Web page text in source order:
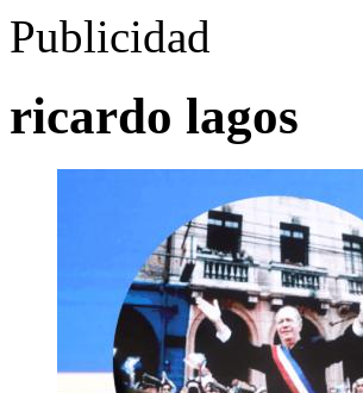
Publicidad
ricardo lagos